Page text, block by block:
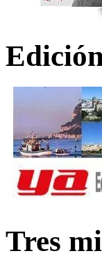
Tres